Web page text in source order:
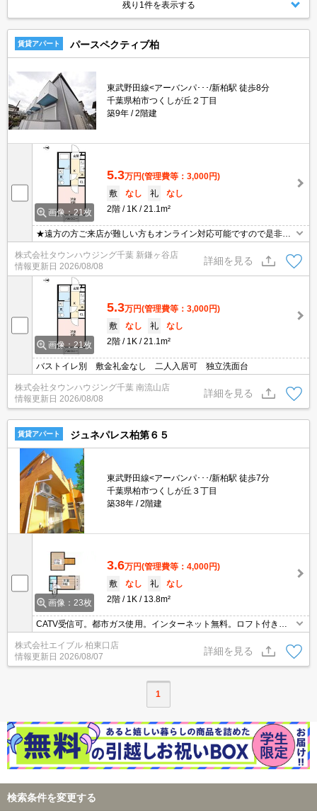
残り1件を表示する
賃貸アパート パースペクティブ柏
東武野田線<アーバンパ･･･/新柏駅 徒歩8分
千葉県柏市つくしが丘２丁目
築9年
2階建
画像：21枚
5.3万円(管理費等：3,000円)
敷
なし 礼
なし
2階
1K 21.1m²
★遠方の方ご来店が難しい方もオンライン対応可能ですので是非一
度ご相談くださいませ！お部屋探しはタウンハウジングにお任せ下
さい★
株式会社タウンハウジング千葉 新鎌ヶ谷店
情報更新日 2026/08/08
詳細を見る
画像：21枚
5.3万円(管理費等：3,000円)
敷
なし 礼
なし
2階
1K 21.1m²
バストイレ別 敷金礼金なし 二人入居可 独立洗面台
株式会社タウンハウジング千葉 南流山店
情報更新日 2026/08/08
詳細を見る
賃貸アパート ジュネパレス柏第６５
東武野田線<アーバンパ･･･/新柏駅 徒歩7分
千葉県柏市つくしが丘３丁目
築38年
2階建
画像：23枚
3.6万円(管理費等：4,000円)
敷
なし 礼
なし
2階
1K 13.8m²
CATV受信可。都市ガス使用。インターネット無料。ロフト付き。
仲介手数料家賃の55%。敷金・礼金なし。オンライン対応可。引越
指定業者あり。契約金・家賃クレジットカード払い可（ポイント還
元あり）。
株式会社エイブル 柏東口店
情報更新日 2026/08/07
詳細を見る
1
検索条件を変更する